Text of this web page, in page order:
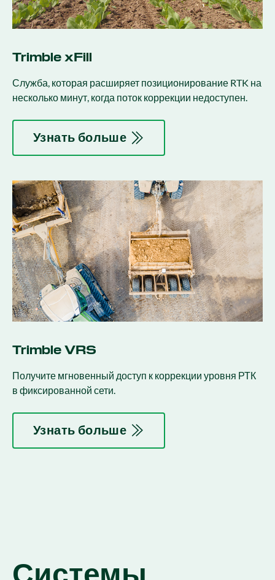
Trimble xFill
Служба, которая расширяет позиционирование RTK на
несколько минут, когда поток коррекции недоступен.
Узнать больше
Trimble VRS
Получите мгновенный доступ к коррекции уровня РТК
в фиксированной сети.
Узнать больше